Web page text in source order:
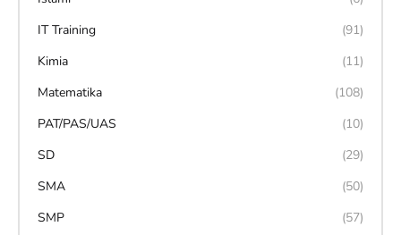
IT Training
(91)
Kimia
(11)
Matematika
(108)
PAT/PAS/UAS
(10)
SD
(29)
SMA
(50)
SMP
(57)